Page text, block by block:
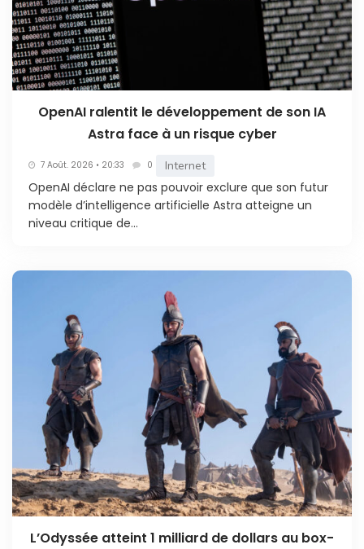
OpenAI ralentit le développement de son IA
Astra face à un risque cyber
7 Août. 2026 • 20:33 0 Internet
OpenAI déclare ne pas pouvoir exclure que son futur
modèle d’intelligence artificielle Astra atteigne un
niveau critique de...
L’Odyssée atteint 1 milliard de dollars au box-